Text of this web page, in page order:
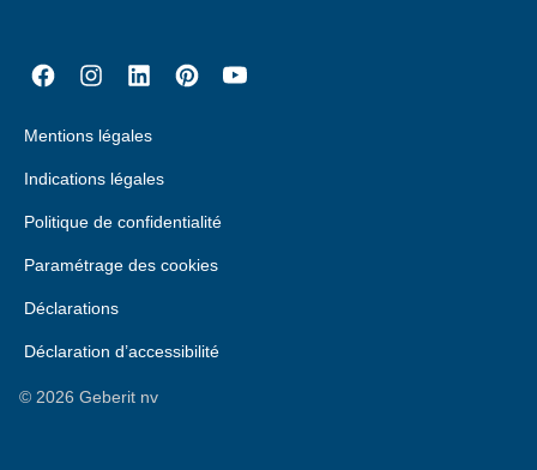
Mentions légales
Indications légales
Politique de confidentialité
Paramétrage des cookies
Déclarations
Déclaration d’accessibilité
© 2026 Geberit nv